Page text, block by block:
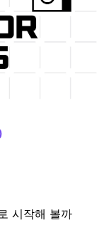
시작해 볼까